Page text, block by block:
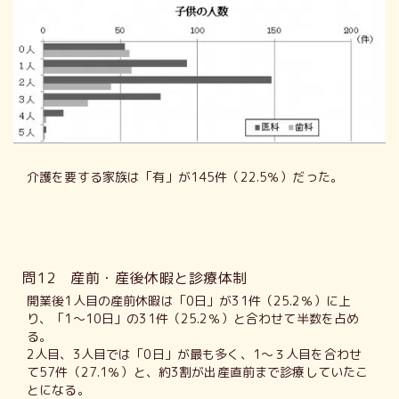
介護を要する家族は「有」が145件（22.5％）だった。
問12 産前・産後休暇と診療体制
開業後1人目の産前休暇は「0日」が31件（25.2％）に上
り、「1～10日」の31件（25.2％）と合わせて半数を占め
る。
2人目、3人目では「0日」が最も多く、1～３人目を合わせ
て57件（27.1％）と、約3割が出産直前まで診療していたこ
とになる。